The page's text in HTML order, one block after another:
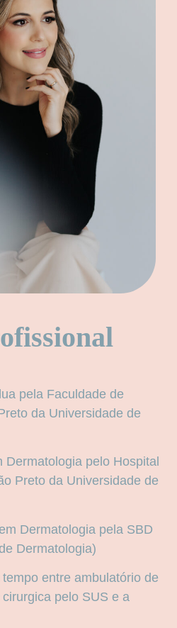
pela Faculdade de
da Universidade de
Dermatologia pelo Hospital
Preto da Universidade de
Dermatologia pela SBD
Dermatologia)
entre ambulatório de
pelo SUS e a